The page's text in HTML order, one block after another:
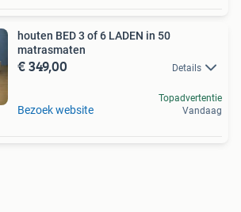
houten BED 3 of 6 LADEN in 50
matrasmaten
€ 349,00 Details
Bezoek website
Topadvertentie
Vandaag